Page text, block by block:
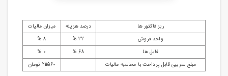
ریز فاکتور ها درصد هزینه
میزان مالیات
واحد فروش
32 %
8 %
فایل ها
68 %
0 %
مبلغ تقریبی قابل پرداخت با محاسبه مالیات
211560 تومان